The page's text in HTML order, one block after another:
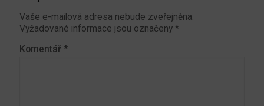
Vaše e-mailová adresa nebude zveřejněna.
Vyžadované informace jsou označeny *
Komentář *